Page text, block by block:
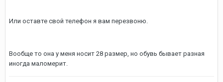
Или оставте свой телефон я вам перезвоню.
Вообще то она у меня носит 28 размер, но обувь бывает разная
иногда маломерит.